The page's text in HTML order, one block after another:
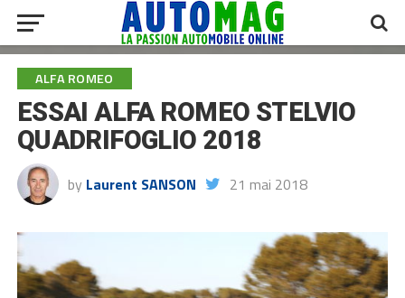
ALFA ROMEO
ESSAI ALFA ROMEO STELVIO
QUADRIFOGLIO 2018
by Laurent SANSON 21 mai 2018